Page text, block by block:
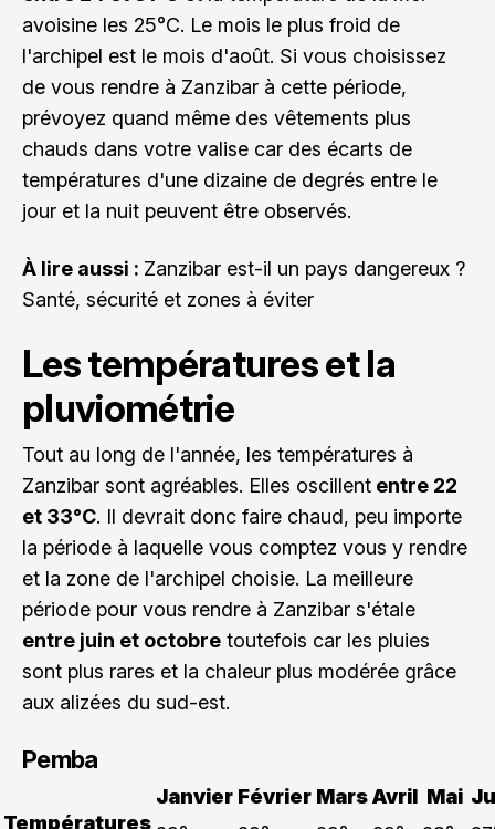
avoisine les 25°C. Le mois le plus froid de
l'archipel est le mois d'août. Si vous choisissez
de vous rendre à Zanzibar à cette période,
prévoyez quand même des vêtements plus
chauds dans votre valise car des écarts de
températures d'une dizaine de degrés entre le
jour et la nuit peuvent être observés.
À lire aussi : Zanzibar est-il un pays dangereux ?
Santé, sécurité et zones à éviter
Les températures et la
pluviométrie
Tout au long de l'année, les températures à
Zanzibar sont agréables. Elles oscillent entre 22
et 33°C. Il devrait donc faire chaud, peu importe
la période à laquelle vous comptez vous y rendre
et la zone de l'archipel choisie. La meilleure
période pour vous rendre à Zanzibar s'étale
entre juin et octobre toutefois car les pluies
sont plus rares et la chaleur plus modérée grâce
aux alizées du sud-est.
Pemba
Janvier Février MarsAvril Mai
Températures